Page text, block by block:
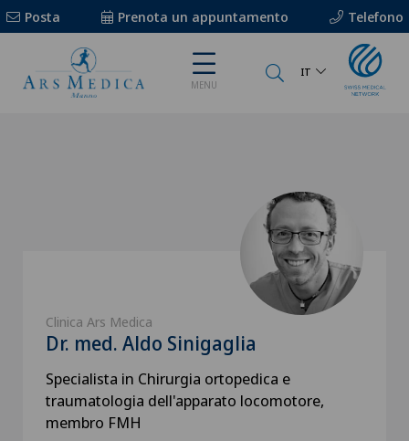
Posta Prenota un appuntamento Telefono
MENU
IT
Clinica Ars Medica
Dr. med. Aldo Sinigaglia
Specialista in Chirurgia ortopedica e
traumatologia dell'apparato locomotore,
membro FMH